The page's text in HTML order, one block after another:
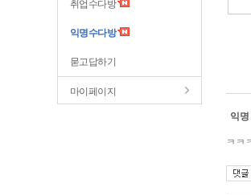
취업수다방
익명수다방
묻고답하기
마이페이지